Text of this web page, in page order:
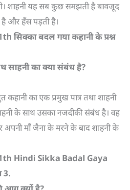
शाहनी यह सब कुछ समझती है बावजूद
है और हँस पड़ती है।
सिक्का बदल गया कहानी के प्रश्न
साहनी का क्या संबंध है?
कहानी का एक प्रमुख पात्र तथा शाहनी
के साथ उसका नजदीकी संबंध है। वह
अपनी माँ जैना के मरने के बाद शाहनी के
Hindi Sikka Badal Gaya
3.